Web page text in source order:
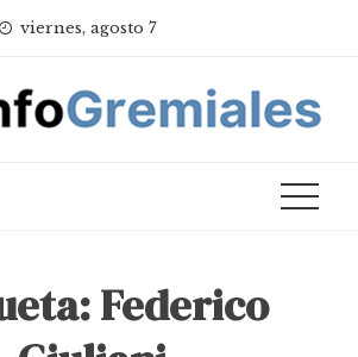
viernes, agosto 7
Federico